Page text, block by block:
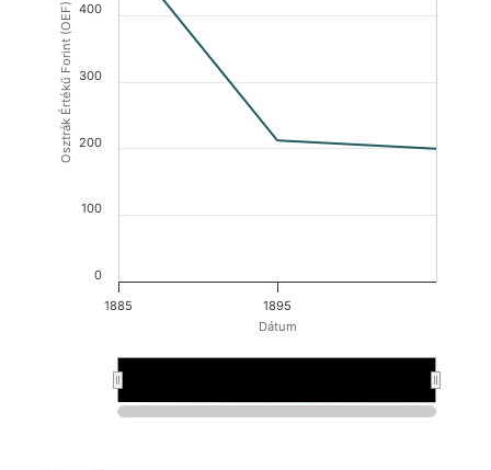
Dátum
Osztrák Értékű Forint (OEF)
1885 1895
0
100
200
300
400